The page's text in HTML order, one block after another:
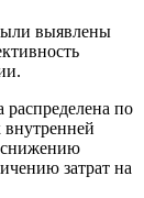
выявлены
по
снижению
затрат на